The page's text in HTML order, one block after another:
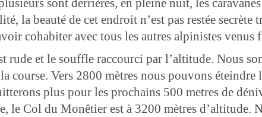
sont derrières, en pleine nuit, les
la beauté de cet endroit n’est pas restée secrète
cohabiter avec tous les autres alpinistes venus
et le souffle raccourci par l’altitude. Nous
course. Vers 2800 mètres nous pouvons
plus pour les prochains 500 metres de
le Col du Monêtier est à 3200 mètres d’altitude.